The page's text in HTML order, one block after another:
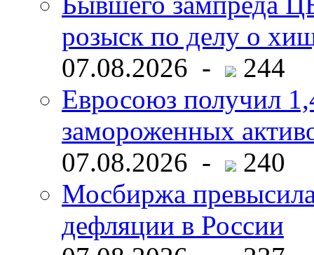
розыск по делу о
07.08.2026 -
244
Евросоюз получил
замороженных
07.08.2026 -
240
Мосбиржа
дефляции в России